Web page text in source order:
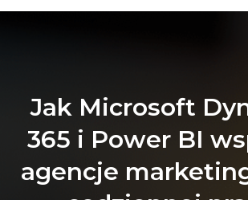
Jak Microsoft
365 i Power BI
agencje